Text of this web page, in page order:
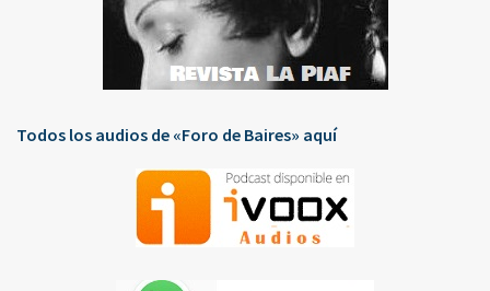
Todos los audios de «Foro de Baires» aquí